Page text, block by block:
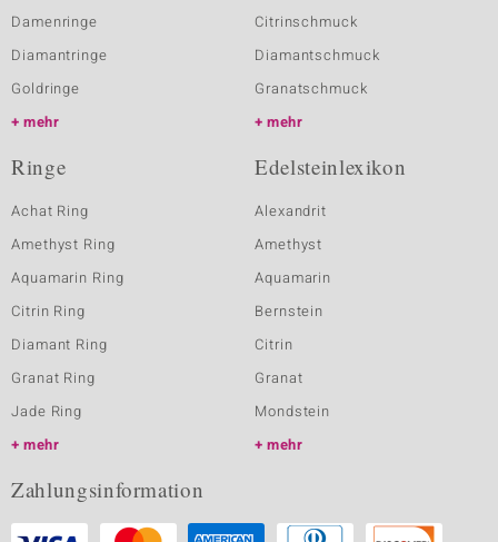
Damenringe
Diamantringe
Goldringe
mehr
Citrinschmuck
Diamantschmuck
Granatschmuck
mehr
Ringe
Achat Ring
Amethyst Ring
Aquamarin Ring
Citrin Ring
Diamant Ring
Granat Ring
Jade Ring
mehr
Edelsteinlexikon
Alexandrit
Amethyst
Aquamarin
Bernstein
Citrin
Granat
Mondstein
mehr
Zahlungsinformation